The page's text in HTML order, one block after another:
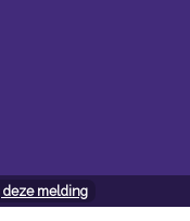
deze melding
zelf